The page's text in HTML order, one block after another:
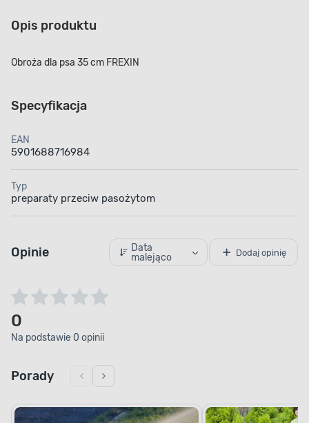
Opis produktu
Obroża dla psa 35 cm FREXIN
Specyfikacja
EAN
5901688716984
Typ
preparaty przeciw pasożytom
Opinie
Data
malejąco
Dodaj opinię
0
Na podstawie 0 opinii
Porady